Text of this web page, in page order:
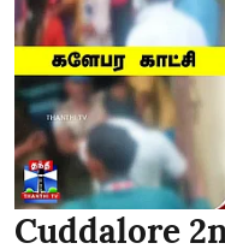
Cuddalore